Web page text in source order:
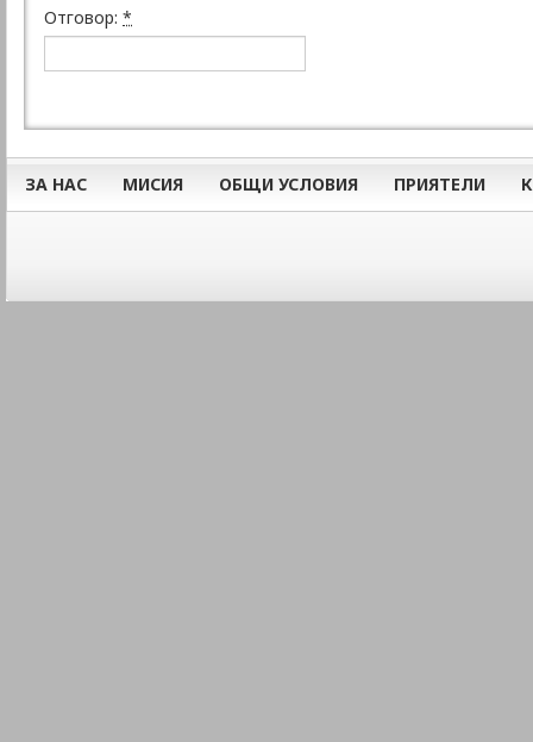
Отговор: *
ЗА НАС МИСИЯ ОБЩИ УСЛОВИЯ ПРИЯТЕЛИ